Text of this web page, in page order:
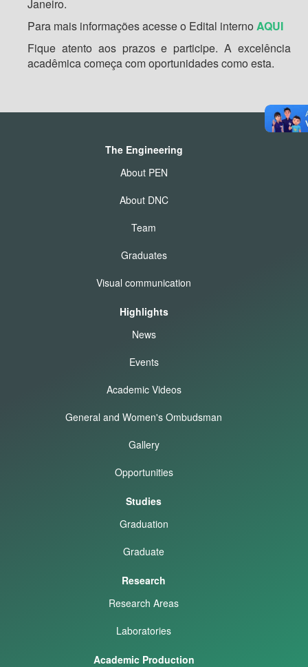
Janeiro.
Para mais informações acesse o Edital interno AQUI
Fique atento aos prazos e participe. A excelência
acadêmica começa com oportunidades como esta.
The Engineering
About PEN
About DNC
Team
Graduates
Visual communication
Highlights
News
Events
Academic Videos
General and Women's Ombudsman
Gallery
Opportunities
Studies
Graduation
Graduate
Research
Research Areas
Laboratories
Academic Production